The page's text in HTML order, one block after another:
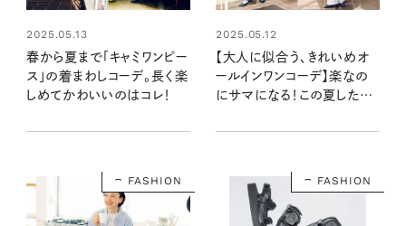
2025.05.13
春から夏まで「キャミワンピー
ス」の着まわしコーデ。長く楽
しめてかわいいのはコレ！
2025.05.12
【大人に似合う、きれいめオ
ールインワンコーデ】楽なの
にサマになる！この夏したい
FASHION FASHION